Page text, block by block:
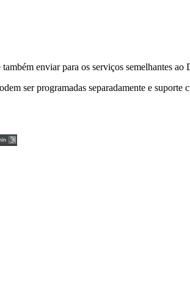
enviar para os serviços semelhantes
ser programadas separadamente e suporte